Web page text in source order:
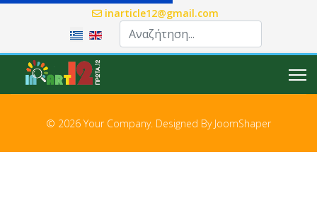
inarticle12@gmail.com
Επιλέξτε τη γλώσσα σας
© 2026 Your Company. Designed By JoomShaper